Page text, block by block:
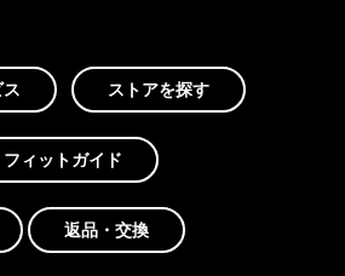
ストアを探す
ィットガイド
返品・交換